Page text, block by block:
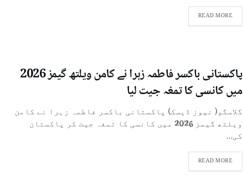
READ MORE
پاکستانی باکسر فاطمہ زہرا نے کامن ویلتھ گیمز 2026
میں کانسی کا تمغہ جیت لیا
گلاسگو( نیوز ڈیسک) پاکستانی باکسر فاطمہ زہرا نے کامن
ویلتھ گیمز 2026 میں کانسی کا تمغہ جیت کر پاکستان
کی...
READ MORE